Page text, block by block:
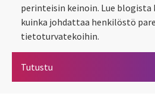
perinteisin keinoin. Lue blogista
kuinka johdattaa henkilöstö
tietoturvatekoihin.
Tutustu